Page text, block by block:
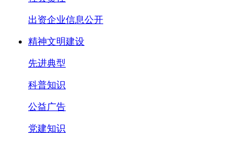
出资企业信息公开
精神文明建设
先进典型
科普知识
公益广告
党建知识